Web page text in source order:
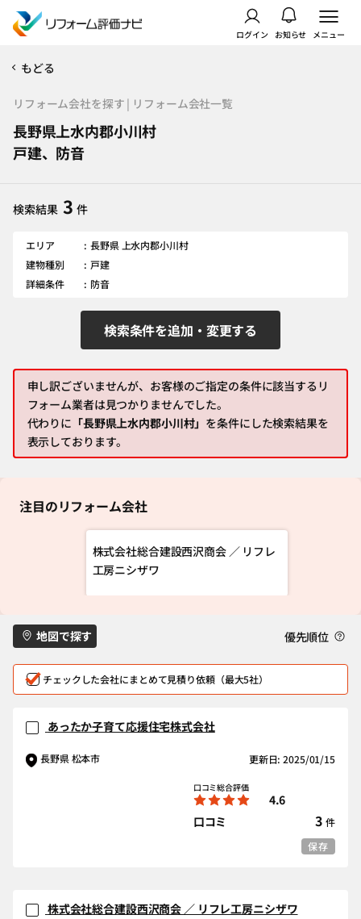
ログイン お知らせ メニュー
もどる
リフォーム会社を探す | リフォーム会社一覧
長野県上水内郡小川村
戸建、防音
検索結果 3 件
エリア
長野県 上水内郡小川村
建物種別
戸建
詳細条件
防音
検索条件を追加・変更する
申し訳ございませんが、お客様のご指定の条件に該当するリ
フォーム業者は見つかりませんでした。
代わりに 「長野県上水内郡小川村」 を条件にした検索結果を
表示しております。
注目のリフォーム会社
株式会社総合建設西沢商会 ／ リフレ
工房ニシザワ
地図で探す 優先順位
チェックした会社にまとめて見積り依頼（最大5社）
あったか子育て応援住宅株式会社
長野県 松本市 更新日: 2025/01/15
口コミ総合評価
4.6
口コミ
3 件
保存
株式会社総合建設西沢商会 ／ リフレ工房ニシザワ